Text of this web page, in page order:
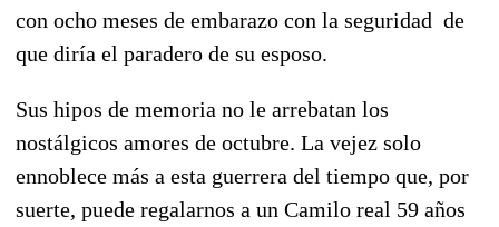
con ocho meses de embarazo con la seguridad de
que diría el paradero de su esposo.
Sus hipos de memoria no le arrebatan los
nostálgicos amores de octubre. La vejez solo
ennoblece más a esta guerrera del tiempo que, por
suerte, puede regalarnos a un Camilo real 59 años